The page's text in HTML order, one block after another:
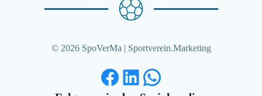
© 2026 SpoVerMa | Sportverein.Marketing
Facebook
LinkedIn
WhatsApp